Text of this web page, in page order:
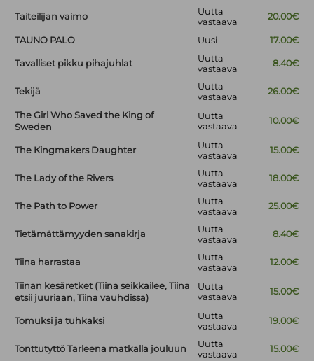
Taiteilijan vaimo
Uutta
vastaava
20.00€
TAUNO PALO Uusi 17.00€
Tavalliset pikku pihajuhlat
Uutta
vastaava
8.40€
Tekijä
Uutta
vastaava
26.00€
The Girl Who Saved the King of
Sweden
Uutta
vastaava
10.00€
The Kingmakers Daughter
Uutta
vastaava
15.00€
The Lady of the Rivers
Uutta
vastaava
18.00€
The Path to Power
Uutta
vastaava
25.00€
Tietämättämyyden sanakirja
Uutta
vastaava
8.40€
Tiina harrastaa
Uutta
vastaava
12.00€
Tiinan kesäretket (Tiina seikkailee, Tiina
etsii juuriaan, Tiina vauhdissa)
Uutta
vastaava
15.00€
Tomuksi ja tuhkaksi
Uutta
vastaava
19.00€
Tonttutyttö Tarleena matkalla jouluun
Uutta
vastaava
15.00€